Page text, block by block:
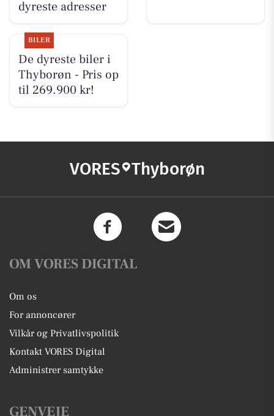
dyreste adresser
BILER
De dyreste biler i
Thyborøn - Pris op
til 269.900 kr!
VORES Thyborøn
OM VORES DIGITAL
Om os
For annoncører
Vilkår og Privatlivspolitik
Kontakt VORES Digital
Administrer samtykke
GENVEJE